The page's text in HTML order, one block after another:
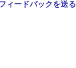
ィードバックを送る